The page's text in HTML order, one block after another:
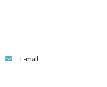
E-mail